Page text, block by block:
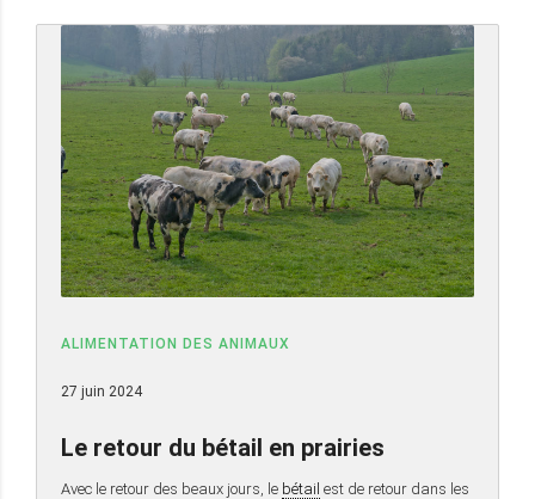
ALIMENTATION DES ANIMAUX
27 juin 2024
Le retour du bétail en prairies
Avec le retour des beaux jours, le bétail est de retour dans les